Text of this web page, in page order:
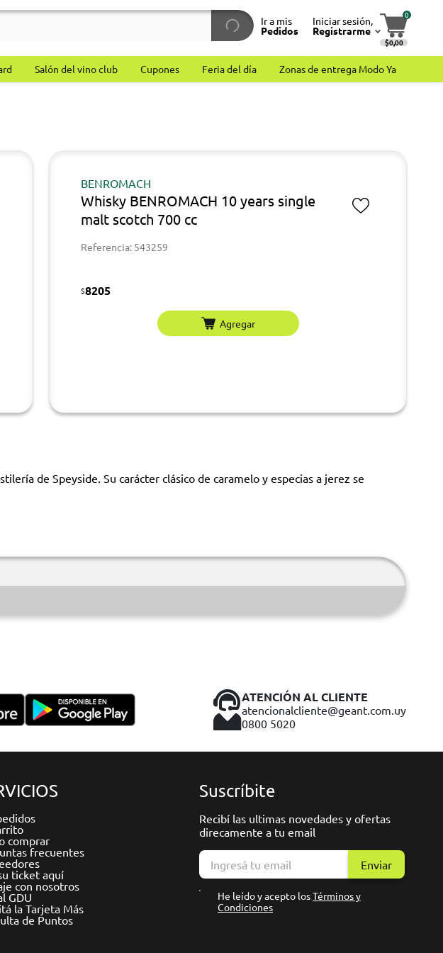
Ir a mis
Pedidos
Iniciar sesión,
Registrarme
0
$0,00
Salón del vino club Cupones Feria del día Zonas de entrega Modo Ya
BENROMACH
Whisky BENROMACH 10 years single
malt scotch 700 cc
Referencia: 543259
$8205
Agregar
de Speyside. Su carácter clásico de caramelo y especias a jerez se
ATENCIÓN AL CLIENTE
atencionalcliente@geant.com.uy
0800 5020
comprar
frecuentes
ticket aquí
con nosotros
GDU
la Tarjeta Más
de Puntos
Suscríbite
Recibí las ultimas novedades y ofertas
direcamente a tu email
Enviar
He leído y acepto losTérminos y
Condiciones